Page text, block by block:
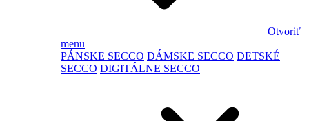
Otvoriť
menu
PÁNSKE SECCO DÁMSKE SECCO DETSKÉ
SECCO DIGITÁLNE SECCO